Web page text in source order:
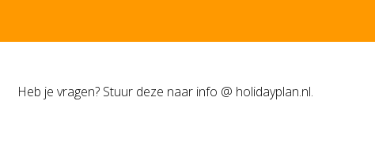
Heb je vragen? Stuur deze naar info @ holidayplan.nl.